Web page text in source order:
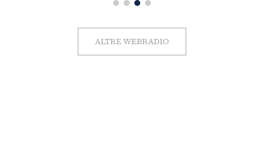
ALTRE WEBRADIO